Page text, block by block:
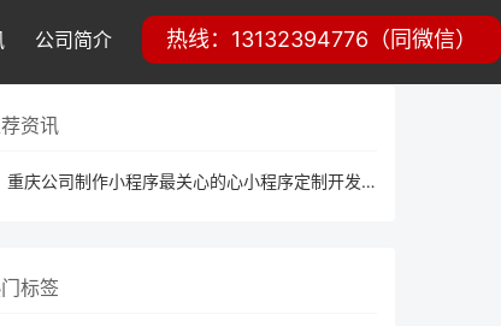
公司简介 热线：13132394776（同微信）
资讯
1、重庆公司制作小程序最关心的心小程序定制开发需要多少钱
标签